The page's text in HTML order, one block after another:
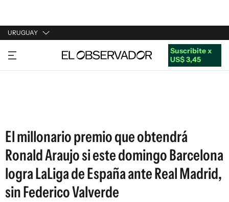
URUGUAY
URUGUAY
ARGENTINA
Suscribite x
US$ 3,45
El millonario premio que obtendrá
Ronald Araujo si este domingo Barcelona
logra LaLiga de España ante Real Madrid,
sin Federico Valverde